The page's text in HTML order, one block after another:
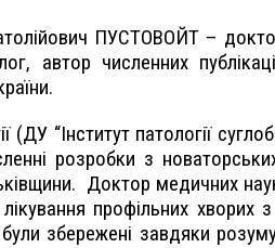
ПУСТОВОЙТ –
автор численних
“Інститут патології
розробки з
Доктор медичних
профільних хворих
збережені завдяки